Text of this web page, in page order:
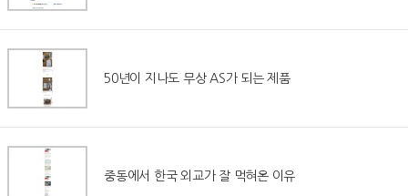
50년이 지나도 무상 AS가 되는 제품
중동에서 한국 외교가 잘 먹혀온 이유